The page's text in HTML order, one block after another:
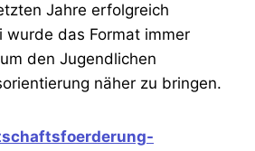
Jahre erfolgreich
das Format immer
den Jugendlichen
näher zu bringen.